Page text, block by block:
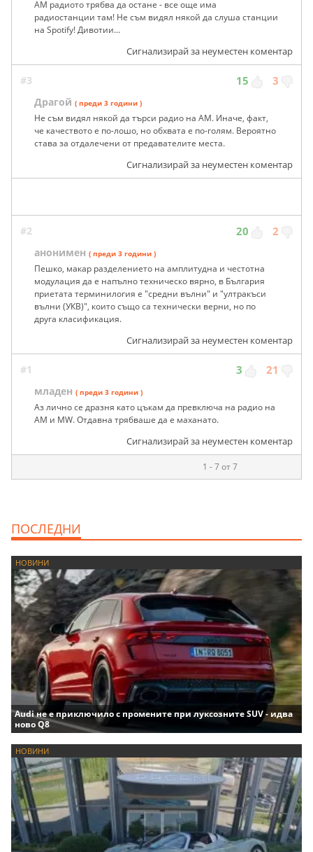
АМ радиото трябва да остане - все още има
радиостанции там! Не съм видял някой да слуша станции
на Spotify! Дивотии...
Сигнализирай за неуместен коментар
#3 15 3
Драгой ( преди 3 години )
Не съм видял някой да търси радио на АМ. Иначе, факт,
че качеството е по-лошо, но обхвата е по-голям. Вероятно
става за отдалечени от предавателите места.
Сигнализирай за неуместен коментар
#2 20 2
анонимен ( преди 3 години )
Пешко, макар разделението на амплитудна и честотна
модулация да е напълно техническо вярно, в България
приетата терминилогия е "средни вълни" и "ултракъси
вълни (УКВ)", които също са технически верни, но по
друга класификация.
Сигнализирай за неуместен коментар
#1 3 21
младен ( преди 3 години )
Аз лично се дразня като цъкам да превключа на радио на
AM и MW. Отдавна трябваше да е маханато.
Сигнализирай за неуместен коментар
1 - 7 от 7
ПОСЛЕДНИ
НОВИНИ
Audi не е приключило с промените при луксозните SUV - идва
ново Q8
НОВИНИ